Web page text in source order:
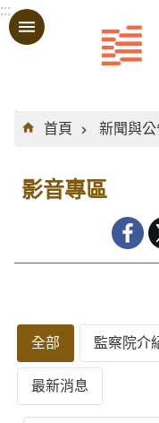
跳到主要內容區塊
:::
:::
首頁
新聞與公
影音專區
全部 監察院介
最新消息